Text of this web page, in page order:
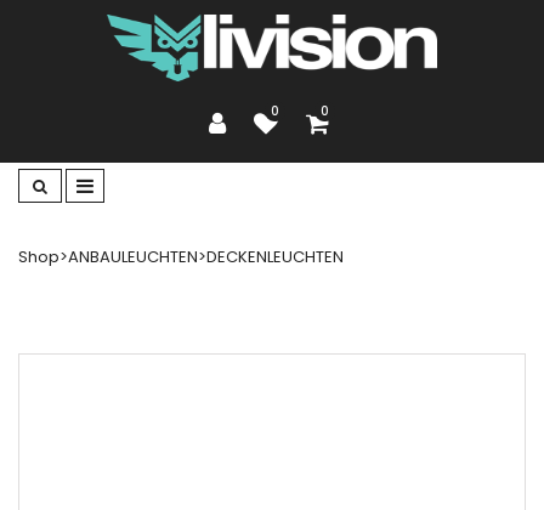
0 0
Shop>ANBAULEUCHTEN>DECKENLEUCHTEN